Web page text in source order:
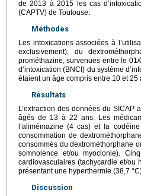
de 2013 à 2015 les cas
(CAPTV) de Toulouse.
Méthodes
Les intoxications associées à
exclusivement), du
prométhazine, survenues entre le
d’intoxication (BNCI) du système
étaient un âge compris entre 10 et
Résultats
L’extraction des données du
âgés de 13 à 22 ans. Les
l’alimémazine (4 cas) et la
consommation de
consommés du dextrométhorphane
somnolence et/ou myoclonie).
cardiovasculaires (tachycardie et/ou
présentant une hyperthermie (38,7
Discussion